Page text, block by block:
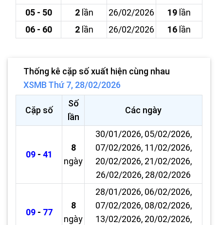
05 - 50
2lần 26/02/2026 19 lần
06 - 60
2lần 26/02/2026 16 lần
Thống kê cặp số xuất hiện cùng nhau
XSMB Thứ 7, 28/02/2026
Cặp số
Số
lần
Các ngày
09- 41
8
ngày
30/01/2026, 05/02/2026,
07/02/2026, 11/02/2026,
20/02/2026, 21/02/2026,
26/02/2026, 28/02/2026
09- 77
8
ngày
28/01/2026, 06/02/2026,
07/02/2026, 08/02/2026,
13/02/2026, 20/02/2026,